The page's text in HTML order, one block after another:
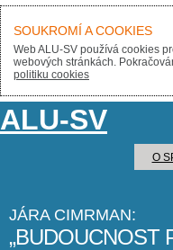
ALU-SV
O
JÁRA CIMRMAN:
BUDOUCNOST
SOUKROMÍ A COOKIES
Web ALU-SV používá cookies
webových stránkách.
politiku cookies